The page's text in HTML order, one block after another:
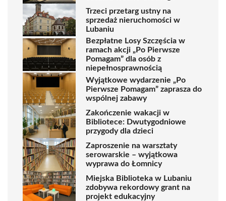
Trzeci przetarg ustny na
sprzedaż nieruchomości w
Lubaniu
Bezpłatne Losy Szczęścia w
ramach akcji „Po Pierwsze
Pomagam” dla osób z
niepełnosprawnością
Wyjątkowe wydarzenie „Po
Pierwsze Pomagam” zaprasza do
wspólnej zabawy
Zakończenie wakacji w
Bibliotece: Dwutygodniowe
przygody dla dzieci
Zaproszenie na warsztaty
serowarskie – wyjątkowa
wyprawa do Łomnicy
Miejska Biblioteka w Lubaniu
zdobywa rekordowy grant na
projekt edukacyjny